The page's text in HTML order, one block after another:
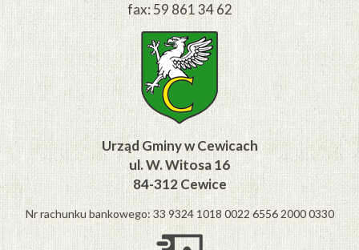
fax: 59 861 34 62
Urząd Gminy w Cewicach
ul. W. Witosa 16
84-312 Cewice
Nr rachunku bankowego: 33 9324 1018 0022 6556 2000 0330